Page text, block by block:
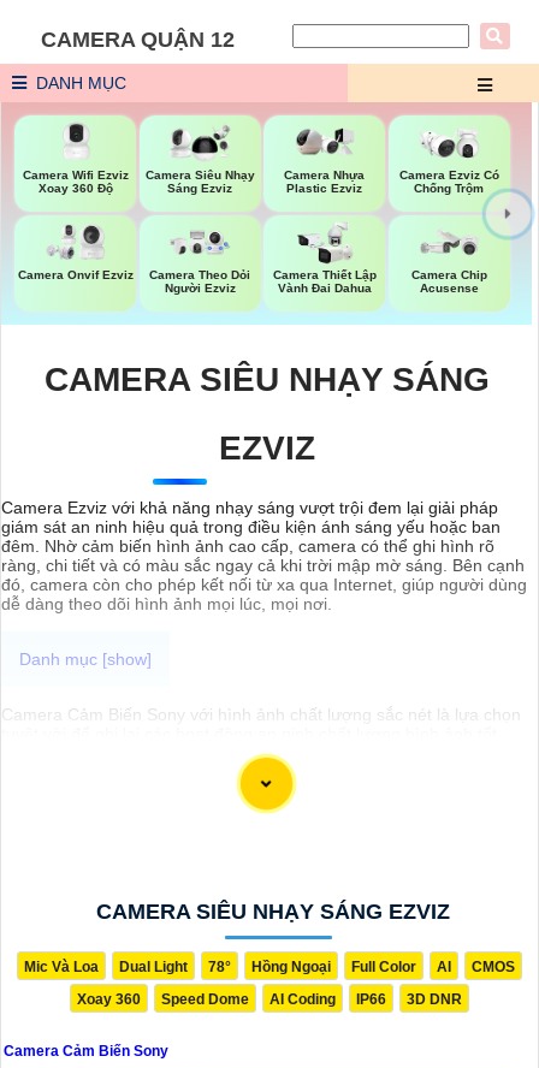
CAMERA QUẬN 12
DANH MỤC
Camera Wifi Ezviz
Xoay 360 Độ
Camera Siêu Nhạy
Sáng Ezviz
Camera Nhựa
Plastic Ezviz
Camera Ezviz Có
Chống Trộm
Camera Onvif Ezviz
Camera Theo Dỏi
Người Ezviz
Camera Thiết Lập
Vành Đai Dahua
Camera Chip
Acusense
CAMERA SIÊU NHẠY SÁNG
EZVIZ
Camera Ezviz với khả năng nhạy sáng vượt trội đem lại giải pháp
giám sát an ninh hiệu quả trong điều kiện ánh sáng yếu hoặc ban
đêm. Nhờ cảm biến hình ảnh cao cấp, camera có thể ghi hình rõ
ràng, chi tiết và có màu sắc ngay cả khi trời mập mờ sáng. Bên cạnh
đó, camera còn cho phép kết nối từ xa qua Internet, giúp người dùng
dễ dàng theo dõi hình ảnh mọi lúc, mọi nơi.
Camera Cảm Biến Sony với hình ảnh chất lượng sắc nét là lựa chọn
nhất. Với camera này, bạn có thể giám sát từ xa qua điện thoại hay
máy tính dễ dàng với hình rõ ràng chân thực nhất, đặc biệt là vào
CAMERA SIÊU NHẠY SÁNG EZVIZ
Mic Và Loa Dual Light 78° Hồng Ngoại Full Color AI
CMOS
Xoay 360
Speed Dome AI Coding IP66 3D DNR
Camera Cảm Biến Sony